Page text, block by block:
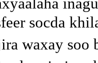
socda
waxay